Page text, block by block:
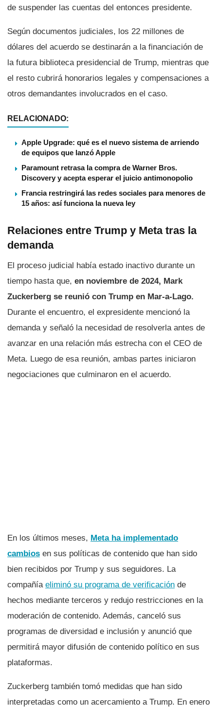
de suspender las cuentas del entonces presidente.
Según documentos judiciales, los 22 millones de
dólares del acuerdo se destinarán a la financiación de
la futura biblioteca presidencial de Trump, mientras que
el resto cubrirá honorarios legales y compensaciones a
otros demandantes involucrados en el caso.
RELACIONADO:
Apple Upgrade: qué es el nuevo sistema de arriendo
de equipos que lanzó Apple
Paramount retrasa la compra de Warner Bros.
Discovery y acepta esperar el juicio antimonopolio
Francia restringirá las redes sociales para menores de
15 años: así funciona la nueva ley
Relaciones entre Trump y Meta tras la
demanda
El proceso judicial había estado inactivo durante un
tiempo hasta que, en noviembre de 2024, Mark
Zuckerberg se reunió con Trump en Mar-a-Lago.
Durante el encuentro, el expresidente mencionó la
demanda y señaló la necesidad de resolverla antes de
avanzar en una relación más estrecha con el CEO de
Meta. Luego de esa reunión, ambas partes iniciaron
negociaciones que culminaron en el acuerdo.
En los últimos meses, Meta ha implementado
cambios en sus políticas de contenido que han sido
bien recibidos por Trump y sus seguidores. La
compañía eliminó su programa de verificación de
hechos mediante terceros y redujo restricciones en la
moderación de contenido. Además, canceló sus
programas de diversidad e inclusión y anunció que
permitirá mayor difusión de contenido político en sus
plataformas.
Zuckerberg también tomó medidas que han sido
interpretadas como un acercamiento a Trump. En enero